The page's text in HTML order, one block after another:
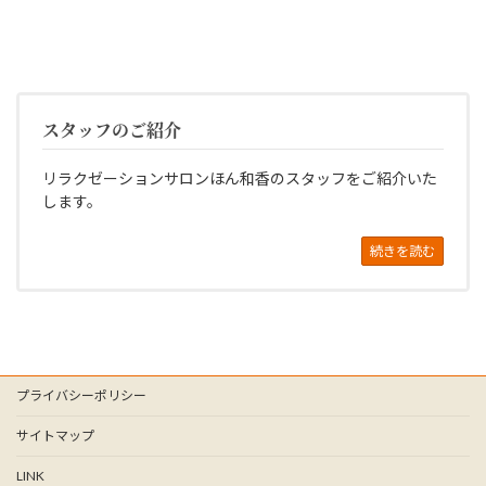
スタッフのご紹介
リラクゼーションサロンほん和香のスタッフをご紹介いた
します。
続きを読む
プライバシーポリシー
サイトマップ
LINK